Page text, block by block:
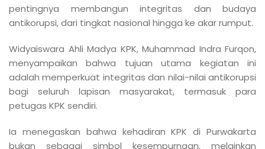
pentingnya membangun integritas dan budaya
antikorupsi, dari tingkat nasional hingga ke akar rumput.
Widyaiswara Ahli Madya KPK, Muhammad Indra Furqon,
menyampaikan bahwa tujuan utama kegiatan ini
adalah memperkuat integritas dan nilai-nilai antikorupsi
bagi seluruh lapisan masyarakat, termasuk para
petugas KPK sendiri.
Ia menegaskan bahwa kehadiran KPK di Purwakarta
bukan sebagai simbol kesempurnaan, melainkan